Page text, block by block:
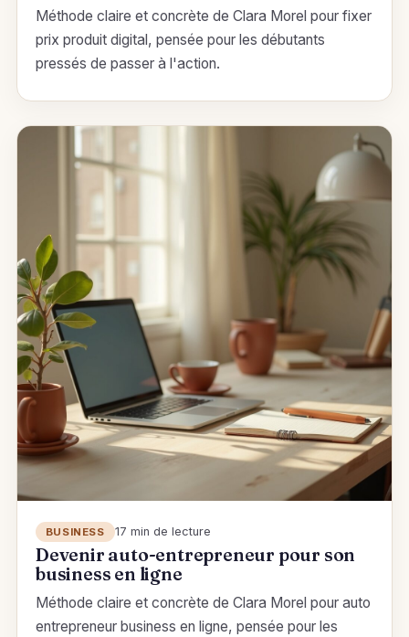
Méthode claire et concrète de Clara Morel pour fixer
prix produit digital, pensée pour les débutants
pressés de passer à l'action.
BUSINESS 17 min de lecture
Devenir auto-entrepreneur pour son
business en ligne
Méthode claire et concrète de Clara Morel pour auto
entrepreneur business en ligne, pensée pour les